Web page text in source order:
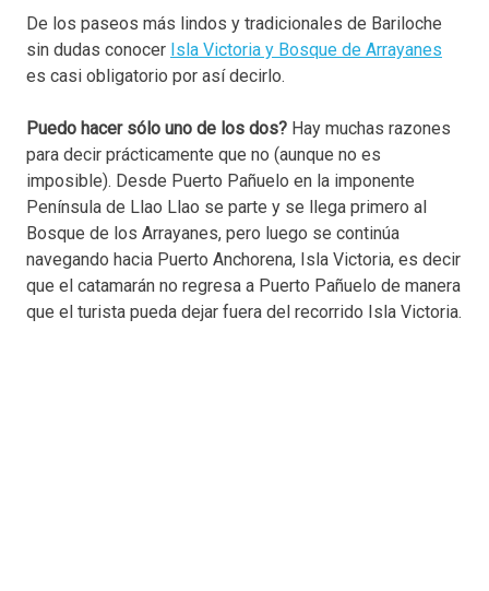
De los paseos más lindos y tradicionales de Bariloche
sin dudas conocer Isla Victoria y Bosque de Arrayanes
es casi obligatorio por así decirlo.
Puedo hacer sólo uno de los dos? Hay muchas razones
para decir prácticamente que no (aunque no es
imposible). Desde Puerto Pañuelo en la imponente
Península de Llao Llao se parte y se llega primero al
Bosque de los Arrayanes, pero luego se continúa
navegando hacia Puerto Anchorena, Isla Victoria, es decir
que el catamarán no regresa a Puerto Pañuelo de manera
que el turista pueda dejar fuera del recorrido Isla Victoria.